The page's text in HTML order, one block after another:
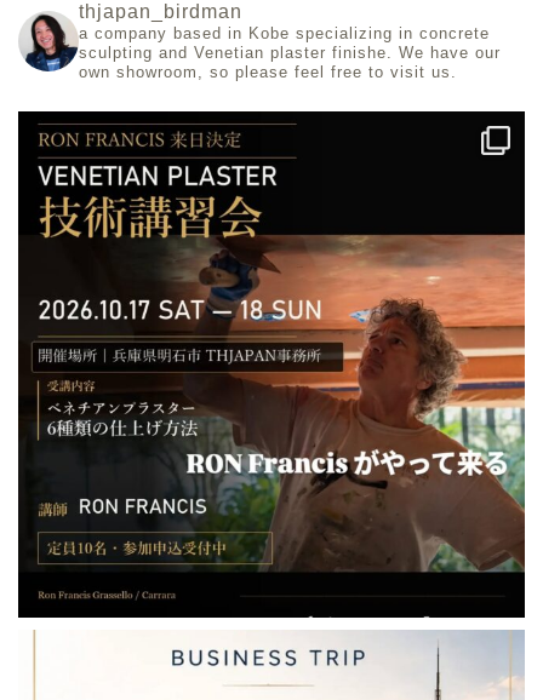
thjapan_birdman
a company based in Kobe specializing in concrete
sculpting and Venetian plaster finishe. We have our
own showroom, so please feel free to visit us.